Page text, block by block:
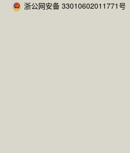
浙公网安备 33010602011771号